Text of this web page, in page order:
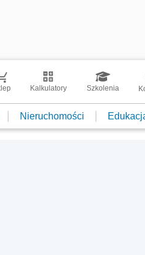
Kalkulatory Szkolenia
Nieruchomości